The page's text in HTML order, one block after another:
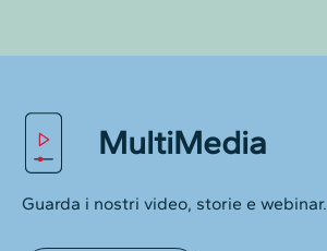
MultiMedia
Guarda i nostri video, storie e webinar.